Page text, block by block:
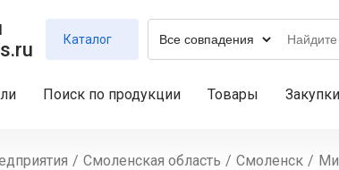
Каталог
Поиск по продукции Товары Закупки
/ Смоленская область / Смоленск /